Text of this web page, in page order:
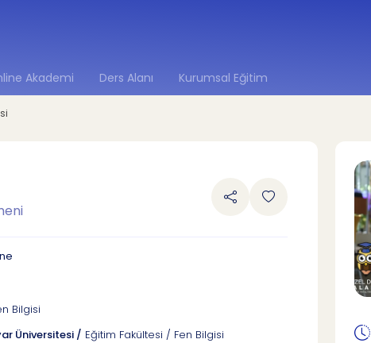
Akademi Ders Alanı Kurumsal Eğitim
Bilgisi
Üniversitesi / Eğitim Fakültesi / Fen Bilgisi